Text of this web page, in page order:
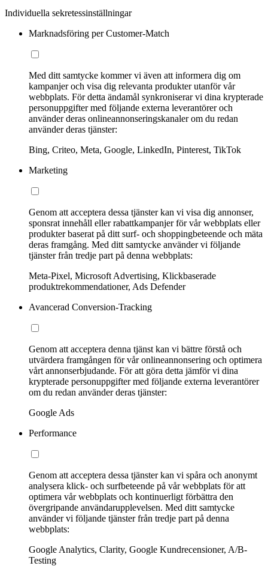
Individuella sekretessinställningar
Marknadsföring per Customer-Match
Med ditt samtycke kommer vi även att informera dig om
kampanjer och visa dig relevanta produkter utanför vår
webbplats. För detta ändamål synkroniserar vi dina krypterade
personuppgifter med följande externa leverantörer och
använder deras onlineannonseringskanaler om du redan
använder deras tjänster:
Bing, Criteo, Meta, Google, LinkedIn, Pinterest, TikTok
Marketing
Genom att acceptera dessa tjänster kan vi visa dig annonser,
sponsrat innehåll eller rabattkampanjer för vår webbplats eller
produkter baserat på ditt surf- och shoppingbeteende och mäta
deras framgång. Med ditt samtycke använder vi följande
tjänster från tredje part på denna webbplats:
Meta-Pixel, Microsoft Advertising, Klickbaserade
produktrekommendationer, Ads Defender
Avancerad Conversion-Tracking
Genom att acceptera denna tjänst kan vi bättre förstå och
utvärdera framgången för vår onlineannonsering och optimera
vårt annonserbjudande. För att göra detta jämför vi dina
krypterade personuppgifter med följande externa leverantörer
om du redan använder deras tjänster:
Google Ads
Performance
Genom att acceptera dessa tjänster kan vi spåra och anonymt
analysera klick- och surfbeteende på vår webbplats för att
optimera vår webbplats och kontinuerligt förbättra den
övergripande användarupplevelsen. Med ditt samtycke
använder vi följande tjänster från tredje part på denna
webbplats:
Google Analytics, Clarity, Google Kundrecensioner, A/B-
Testing